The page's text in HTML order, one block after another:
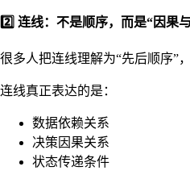
2️⃣ 连线：不是顺序，而是“因果
很多人把连线理解为“先后顺序”
连线真正表达的是：
数据依赖关系
决策因果关系
状态传递条件